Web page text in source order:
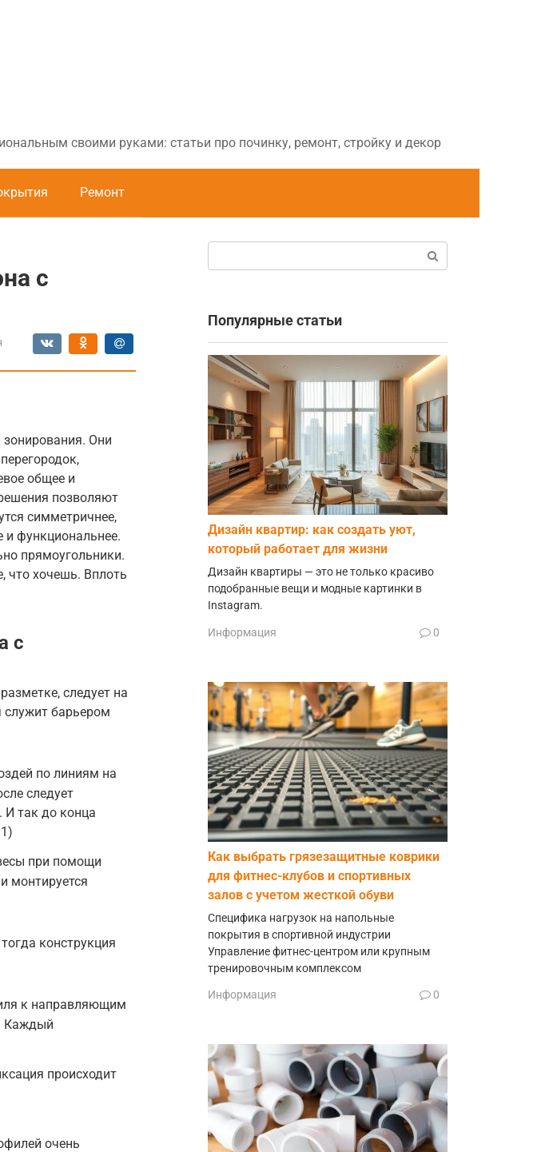
своими руками: статьи про починку, ремонт, стройку и декор
Ремонт
с
Они
общее и
позволяют
симметричнее,
и функциональнее.
прямоугольники.
что хочешь. Вплоть
с
следует на
барьером
по линиям на
следует
И так до конца
при помощи
монтируется
конструкция
к направляющим
Каждый
происходит
очень
Популярные статьи
Дизайн квартир: как создать уют,
который работает для жизни
Дизайн квартиры — это не только красиво
подобранные вещи и модные картинки в
Instagram.
Информация 0
Как выбрать грязезащитные коврики
для фитнес-клубов и спортивных
залов с учетом жесткой обуви
Специфика нагрузок на напольные
покрытия в спортивной индустрии
Управление фитнес-центром или крупным
тренировочным комплексом
Информация 0